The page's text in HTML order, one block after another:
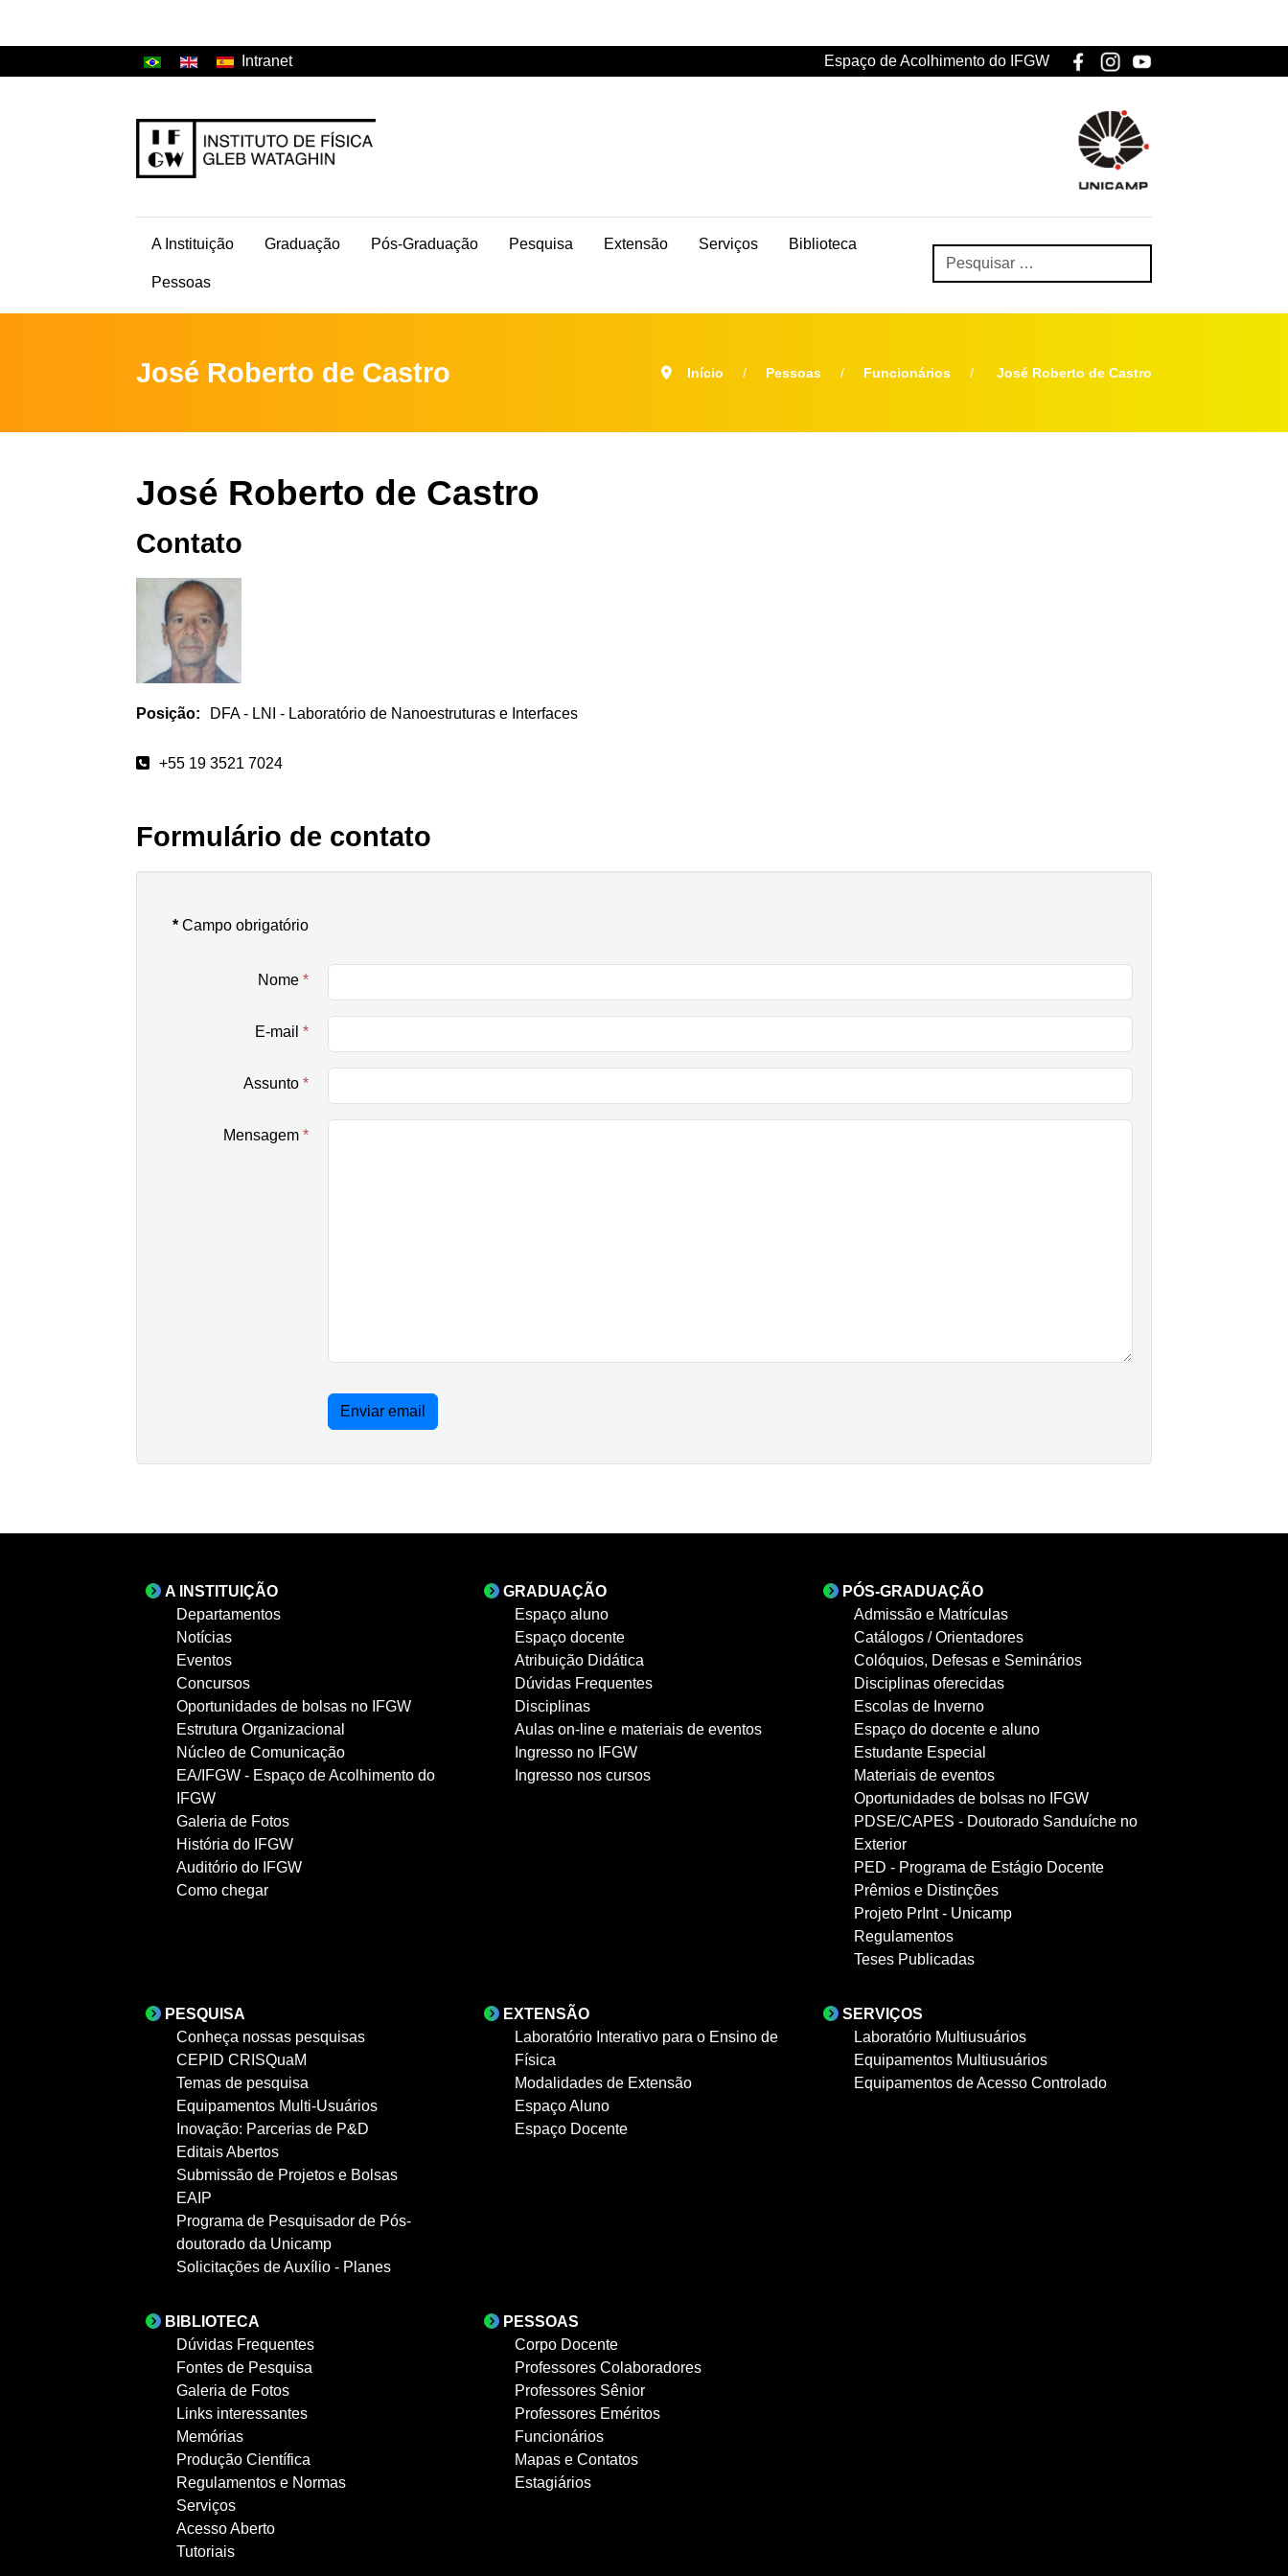
Intranet Espaço de Acolhimento do IFGW
A Instituição Graduação Pós-Graduação Pesquisa Extensão Serviços Biblioteca
Pessoas
José Roberto de Castro Início Pessoas Funcionários José Roberto de Castro
José Roberto de Castro
Contato
Posição: DFA - LNI - Laboratório de Nanoestruturas e Interfaces
+55 19 3521 7024
Formulário de contato
* Campo obrigatório
Nome *
E-mail *
Assunto *
Mensagem *
Enviar email
A INSTITUIÇÃO
Departamentos
Notícias
Eventos
Concursos
Oportunidades de bolsas no IFGW
Estrutura Organizacional
Núcleo de Comunicação
EA/IFGW - Espaço de Acolhimento do
IFGW
Galeria de Fotos
História do IFGW
Auditório do IFGW
Como chegar
GRADUAÇÃO
Espaço aluno
Espaço docente
Atribuição Didática
Dúvidas Frequentes
Disciplinas
Aulas on-line e materiais de eventos
Ingresso no IFGW
Ingresso nos cursos
PÓS-GRADUAÇÃO
Admissão e Matrículas
Catálogos / Orientadores
Colóquios, Defesas e Seminários
Disciplinas oferecidas
Escolas de Inverno
Espaço do docente e aluno
Estudante Especial
Materiais de eventos
Oportunidades de bolsas no IFGW
PDSE/CAPES - Doutorado Sanduíche no
Exterior
PED - Programa de Estágio Docente
Prêmios e Distinções
Projeto PrInt - Unicamp
Regulamentos
Teses Publicadas
PESQUISA
Conheça nossas pesquisas
CEPID CRISQuaM
Temas de pesquisa
Equipamentos Multi-Usuários
Inovação: Parcerias de P&D
Editais Abertos
Submissão de Projetos e Bolsas
EAIP
Programa de Pesquisador de Pós-
doutorado da Unicamp
Solicitações de Auxílio - Planes
EXTENSÃO
Laboratório Interativo para o Ensino de
Física
Modalidades de Extensão
Espaço Aluno
Espaço Docente
SERVIÇOS
Laboratório Multiusuários
Equipamentos Multiusuários
Equipamentos de Acesso Controlado
BIBLIOTECA
Dúvidas Frequentes
Fontes de Pesquisa
Galeria de Fotos
Links interessantes
Memórias
Produção Científica
Regulamentos e Normas
Serviços
Acesso Aberto
Tutoriais
PESSOAS
Corpo Docente
Professores Colaboradores
Professores Sênior
Professores Eméritos
Funcionários
Mapas e Contatos
Estagiários